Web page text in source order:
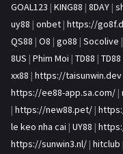
GOAL123 | KING88 | 8DAY |
uy88 | onbet | https://
QS88 | O8 | go88 | Socolive |
8US | Phim Moi | TD88 | TD88
xx88 | https://taisunwin.dev
https://ee88-app.sa.com/ |
| https://new88.pet/ |
le keo nha cai | UY88 |
https://sunwin3.nl/ | hitclub